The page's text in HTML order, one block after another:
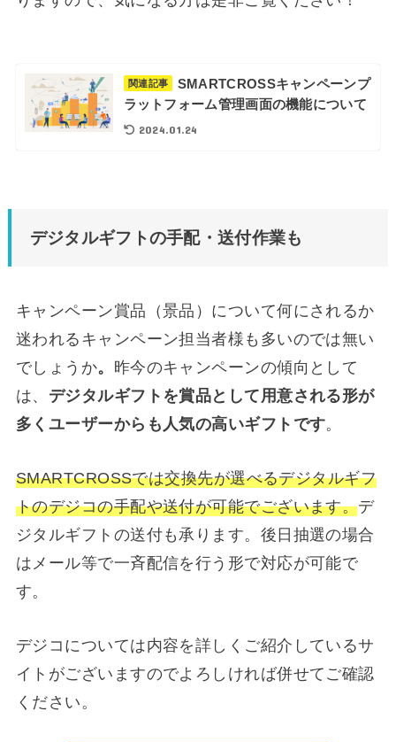
関連記事
SMARTCROSSキャンペーンプ
ラットフォーム管理画面の機能について
2024.01.24
デジタルギフトの手配・送付作業も
キャンペーン賞品（景品）について何にされるか
迷われるキャンペーン担当者様も多いのでは無い
でしょうか。 昨今のキャンペーンの傾向として
は、 デジタルギフトを賞品として用意される形が
多くユーザーからも人気の高いギフトです。
SMARTCROSSでは交換先が選べるデジタルギフ
トのデジコの手配や送付が可能でございます。デ
ジタルギフトの送付も承ります。後日抽選の場合
はメール等で一斉配信を行う形で対応が可能で
す。
デジコについては内容を詳しくご紹介しているサ
イトがございますのでよろしければ併せてご確認
ください。